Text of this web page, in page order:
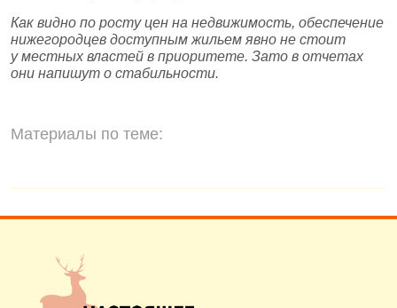
Как видно по росту цен на недвижимость, обеспечение
нижегородцев доступным жильем явно не стоит
у местных властей в приоритете. Зато в отчетах
они напишут о стабильности.
Материалы по теме: